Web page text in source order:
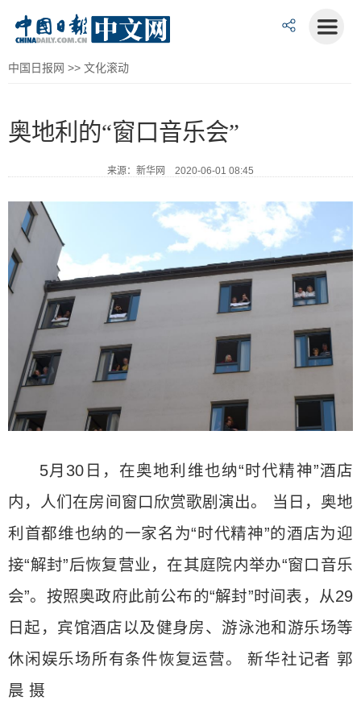
中国日报网 >> 文化滚动
奥地利的“窗口音乐会”
来源：新华网 2020-06-01 08:45
5月30日，在奥地利维也纳“时代精神”酒店
内，人们在房间窗口欣赏歌剧演出。 当日，奥地
利首都维也纳的一家名为“时代精神”的酒店为迎
接“解封”后恢复营业，在其庭院内举办“窗口音乐
会”。按照奥政府此前公布的“解封”时间表，从29
日起，宾馆酒店以及健身房、游泳池和游乐场等
休闲娱乐场所有条件恢复运营。 新华社记者 郭
晨 摄